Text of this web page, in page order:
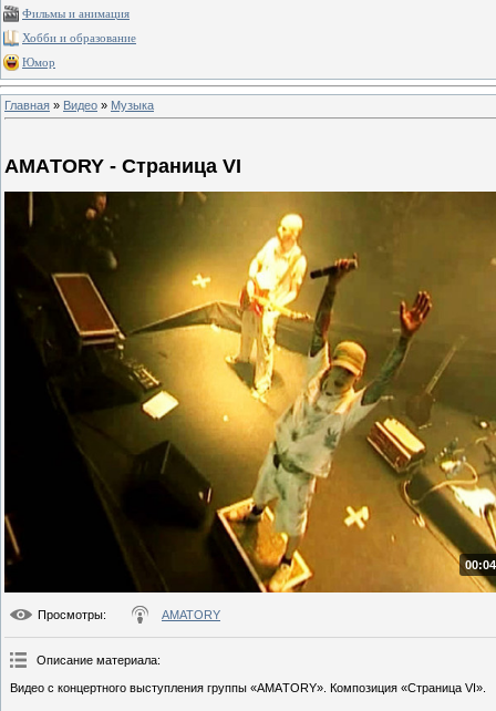
Фильмы и анимация
Хобби и образование
Юмор
Главная » Видео » Музыка
АМAТОRY - Страница VI
Просмотры: AMATORY
Описание материала:
Видео с концертного выступления группы «АМAТОRY». Композиция «Страница VI».